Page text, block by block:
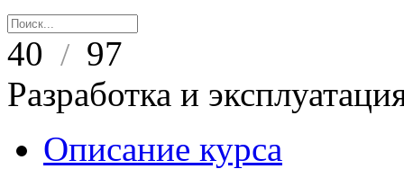
40 / 97
Разработка и
Описание курса